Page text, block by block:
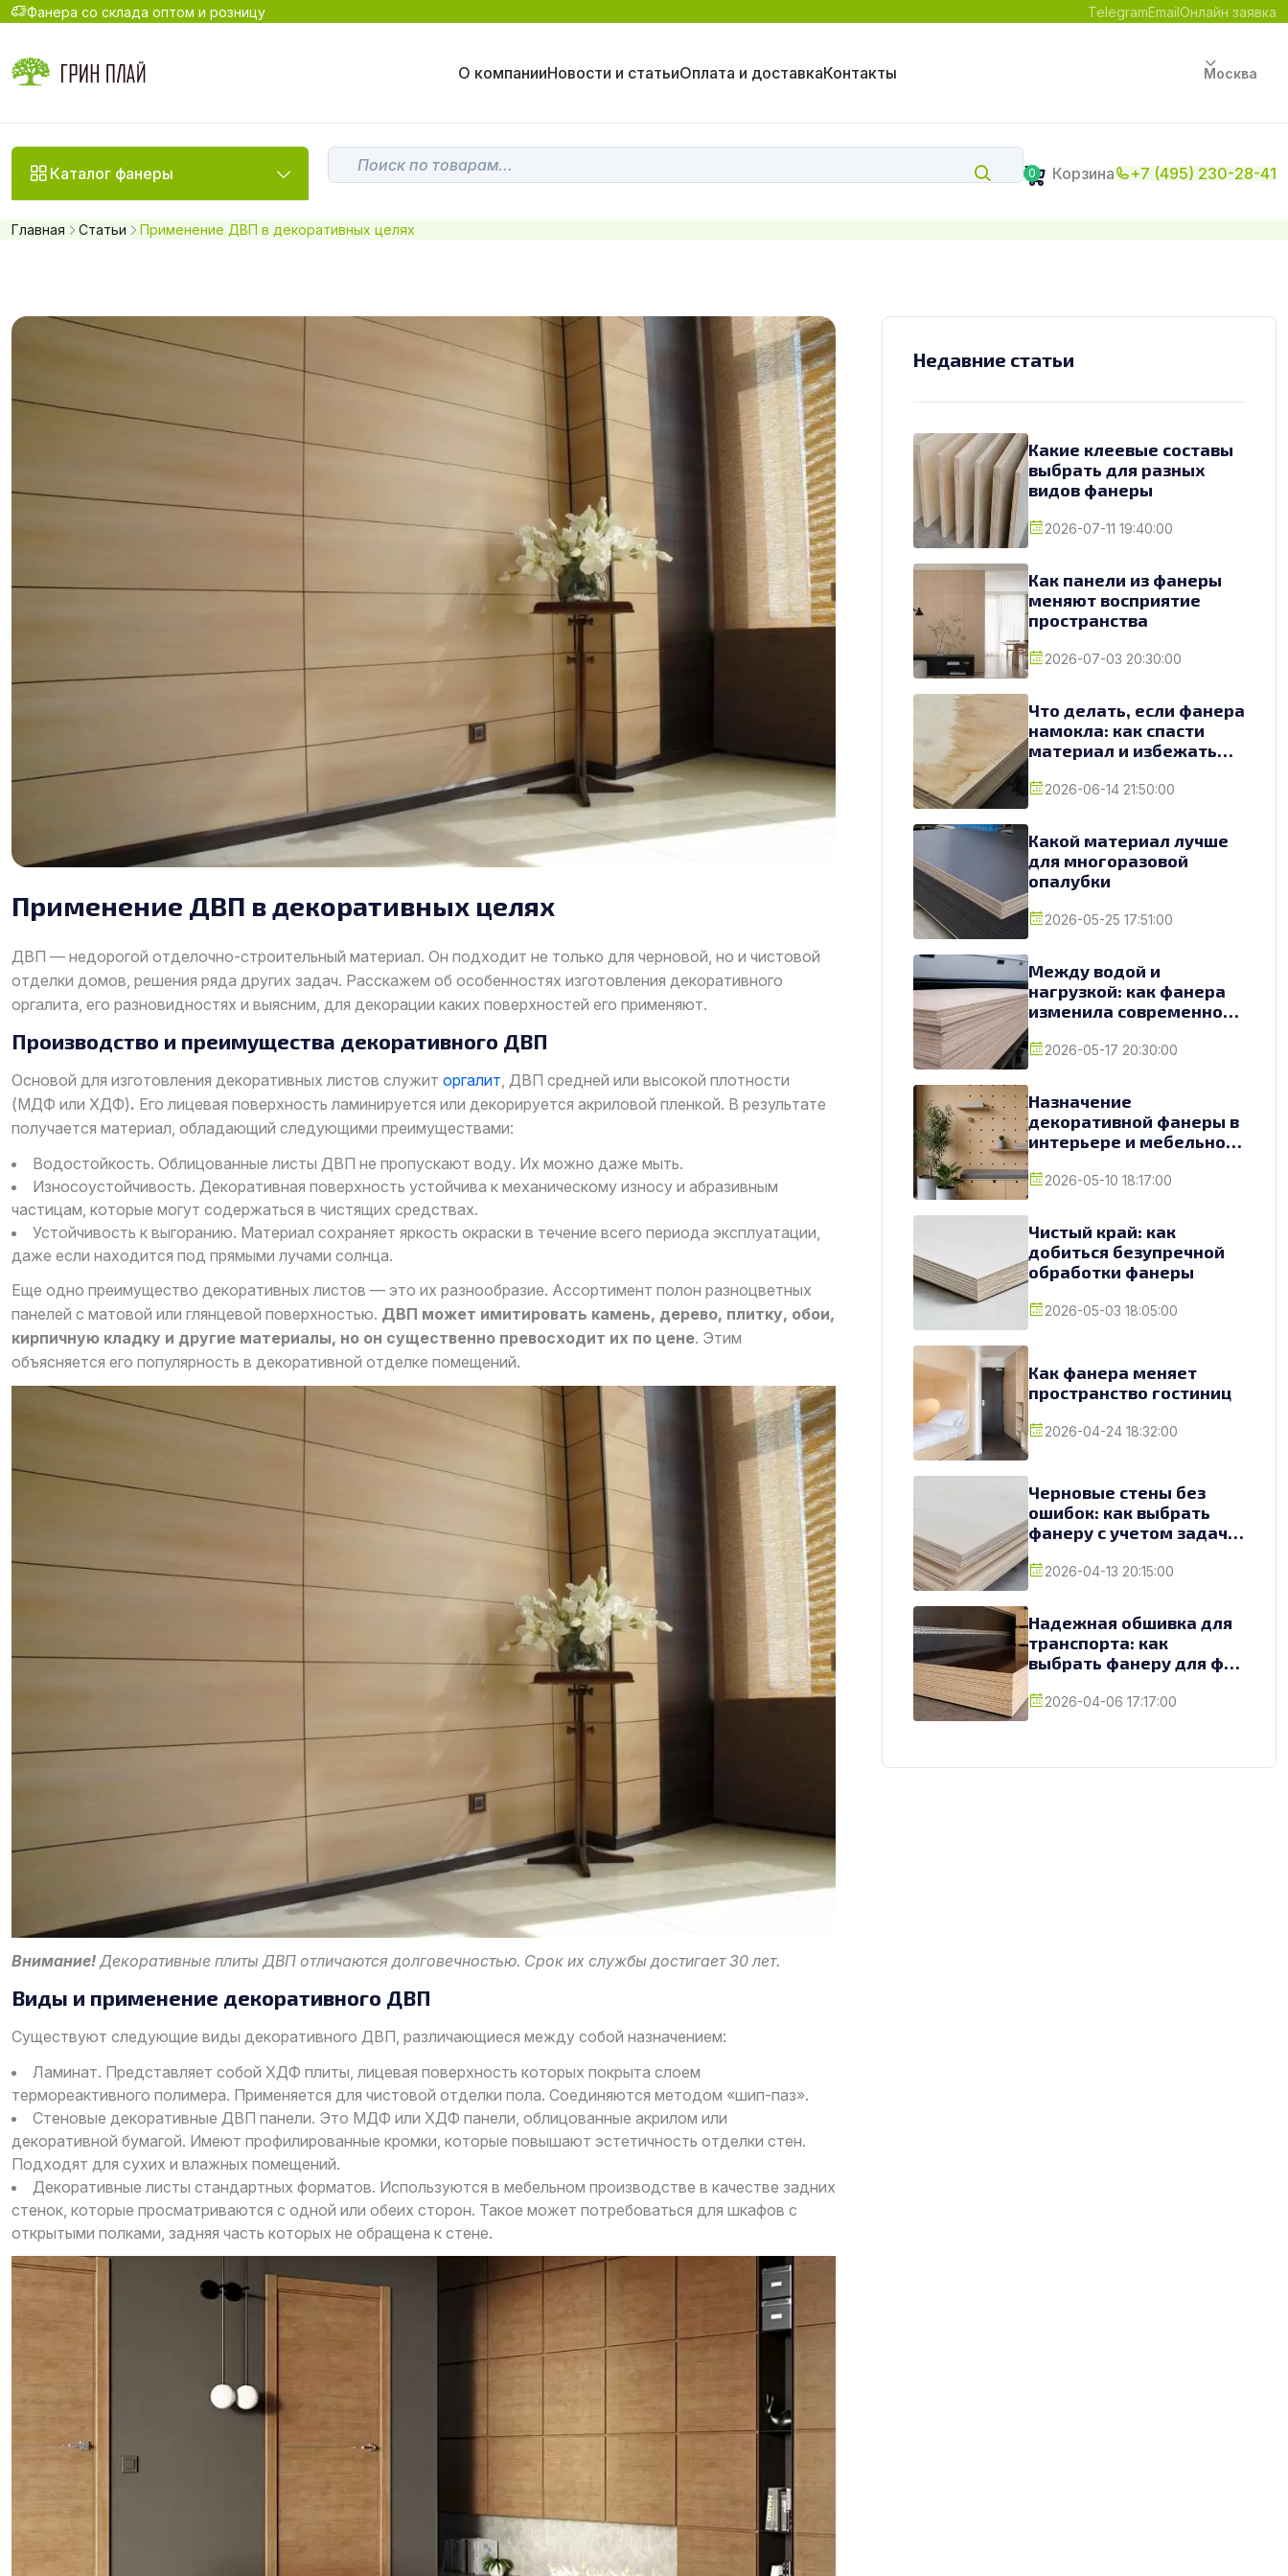
Фанера со склада оптом и розницу TelegramEmailОнлайн заявка
О компанииНовости и статьиОплата и доставкаКонтакты Москва
Каталог фанеры 0 Корзина +7 (495) 230-28-41
Главная Статьи Применение ДВП в декоративных целях
Применение ДВП в декоративных целях
ДВП — недорогой отделочно-строительный материал. Он подходит не только для черновой, но и чистовой
отделки домов, решения ряда других задач. Расскажем об особенностях изготовления декоративного
оргалита, его разновидностях и выясним, для декорации каких поверхностей его применяют.
Производство и преимущества декоративного ДВП
Основой для изготовления декоративных листов служит оргалит, ДВП средней или высокой плотности
(МДФ или ХДФ). Его лицевая поверхность ламинируется или декорируется акриловой пленкой. В результате
получается материал, обладающий следующими преимуществами:
Водостойкость. Облицованные листы ДВП не пропускают воду. Их можно даже мыть.
Износоустойчивость. Декоративная поверхность устойчива к механическому износу и абразивным
частицам, которые могут содержаться в чистящих средствах.
Устойчивость к выгоранию. Материал сохраняет яркость окраски в течение всего периода эксплуатации,
даже если находится под прямыми лучами солнца.
Еще одно преимущество декоративных листов — это их разнообразие. Ассортимент полон разноцветных
панелей с матовой или глянцевой поверхностью. ДВП может имитировать камень, дерево, плитку, обои,
кирпичную кладку и другие материалы, но он существенно превосходит их по цене. Этим
объясняется его популярность в декоративной отделке помещений.
Внимание! Декоративные плиты ДВП отличаются долговечностью. Срок их службы достигает 30 лет.
Виды и применение декоративного ДВП
Существуют следующие виды декоративного ДВП, различающиеся между собой назначением:
Ламинат. Представляет собой ХДФ плиты, лицевая поверхность которых покрыта слоем
термореактивного полимера. Применяется для чистовой отделки пола. Соединяются методом «шип-паз».
Стеновые декоративные ДВП панели. Это МДФ или ХДФ панели, облицованные акрилом или
декоративной бумагой. Имеют профилированные кромки, которые повышают эстетичность отделки стен.
Подходят для сухих и влажных помещений.
Декоративные листы стандартных форматов. Используются в мебельном производстве в качестве задних
стенок, которые просматриваются с одной или обеих сторон. Такое может потребоваться для шкафов с
открытыми полками, задняя часть которых не обращена к стене.
Недавние статьи
Какие клеевые составы
выбрать для разных
видов фанеры
2026-07-11 19:40:00
Как панели из фанеры
меняют восприятие
пространства
2026-07-03 20:30:00
Что делать, если фанера
намокла: как спасти
материал и избежать
2026-06-14 21:50:00
Какой материал лучше
для многоразовой
опалубки
2026-05-25 17:51:00
Между водой и
нагрузкой: как фанера
изменила современное
2026-05-17 20:30:00
Назначение
декоративной фанеры в
интерьере и мебельном
2026-05-10 18:17:00
Чистый край: как
добиться безупречной
обработки фанеры
2026-05-03 18:05:00
Как фанера меняет
пространство гостиниц
2026-04-24 18:32:00
Черновые стены без
ошибок: как выбрать
фанеру с учетом задач и
2026-04-13 20:15:00
Надежная обшивка для
транспорта: как
выбрать фанеру для фур
2026-04-06 17:17:00